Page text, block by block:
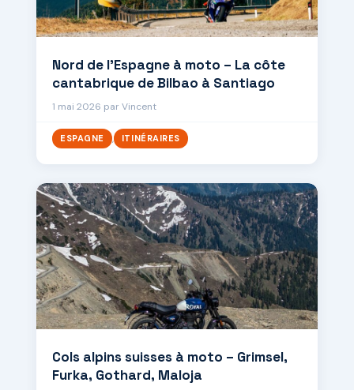
Nord de l’Espagne à moto – La côte
cantabrique de Bilbao à Santiago
1 mai 2026 par Vincent
ESPAGNE , ITINÉRAIRES
Cols alpins suisses à moto – Grimsel,
Furka, Gothard, Maloja